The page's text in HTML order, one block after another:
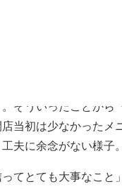
そういったことから
当初は少なかったメ
夫に余念がない様子。
ってとても大事なこと